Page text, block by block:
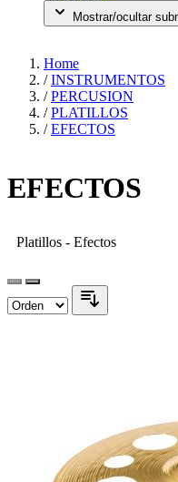
Mostrar/ocultar
Home
/ INSTRUMENTOS
/ PERCUSION
/ PLATILLOS
/ EFECTOS
EFECTOS
Platillos - Efectos